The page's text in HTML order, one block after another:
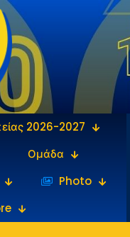
2026-2027
Ομάδα
‎‏‏‎ ‎Photo